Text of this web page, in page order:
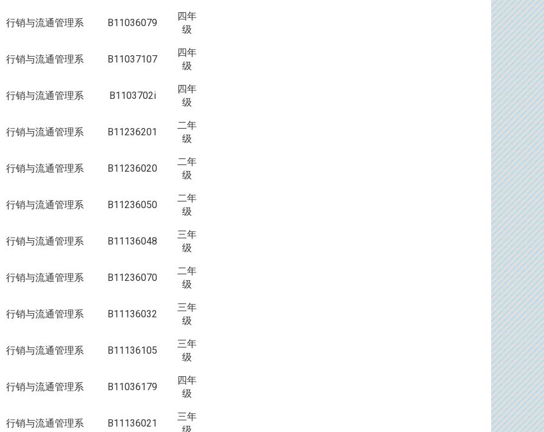
行销与流通管理系 B11036079
四年
级
行销与流通管理系 B11037107
四年
级
行销与流通管理系 B1103702i
四年
级
行销与流通管理系 B11236201
二年
级
行销与流通管理系 B11236020
二年
级
行销与流通管理系 B11236050
二年
级
行销与流通管理系 B11136048
三年
级
行销与流通管理系 B11236070
二年
级
行销与流通管理系 B11136032
三年
级
行销与流通管理系 B11136105
三年
级
行销与流通管理系 B11036179
四年
级
行销与流通管理系 B11136021
三年